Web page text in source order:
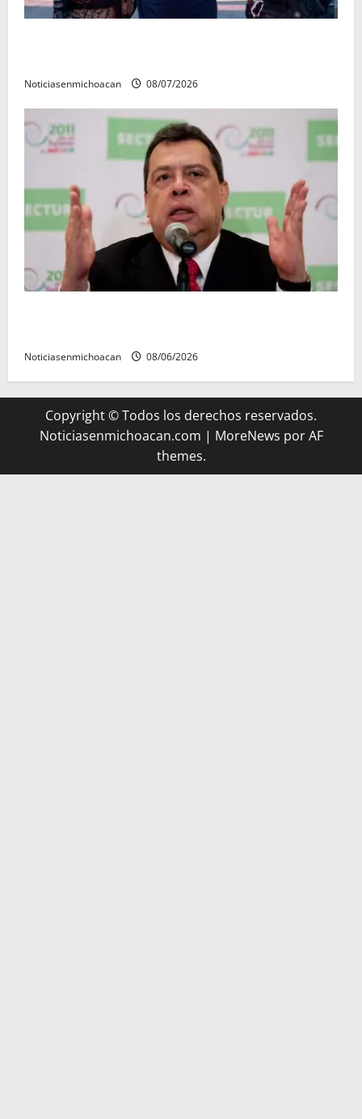
Noticiasenmichoacan 08/07/2026
Noticiasenmichoacan 08/06/2026
Copyright © Todos los derechos reservados.
Noticiasenmichoacan.com | MoreNews por AF
themes.